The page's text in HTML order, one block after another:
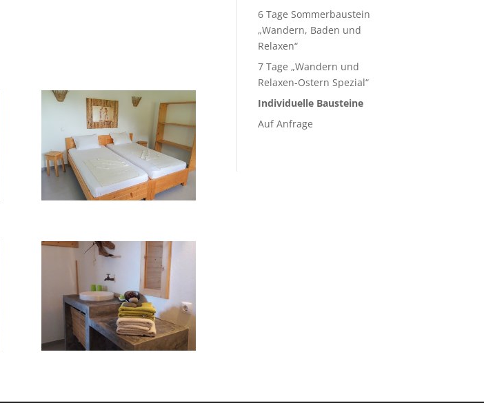
6 Tage Sommerbaustein
„Wandern, Baden und
Relaxen“
7 Tage „Wandern und
Relaxen-Ostern Spezial“
Individuelle Bausteine
Auf Anfrage